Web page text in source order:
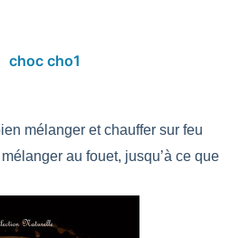
mélanger et chauffer sur feu
au fouet, jusqu’à ce que